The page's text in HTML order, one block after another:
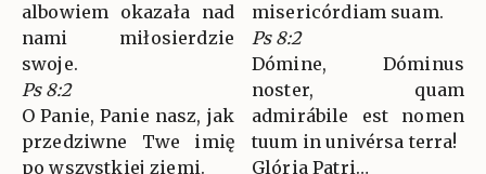
albowiem okazała nad
nami miłosierdzie
swoje.
Ps 8:2
O Panie, Panie nasz, jak
przedziwne Twe imię
po wszystkiej ziemi.
misericórdiam suam.
Ps 8:2
Dómine, Dóminus
noster, quam
admirábile est nomen
tuum in univérsa terra!
Glória Patri…